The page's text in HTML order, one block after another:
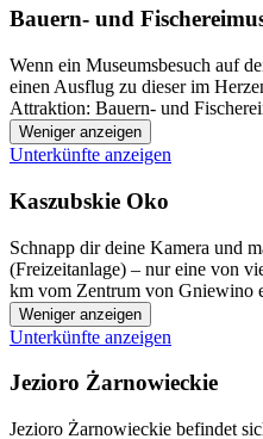
Bauern- und
Wenn ein Museumsbesuch auf
einen Ausflug zu dieser im
Attraktion: Bauern- und
Weniger anzeigen
Unterkünfte anzeigen
Kaszubskie Oko
Schnapp dir deine Kamera und
(Freizeitanlage) – nur eine von
km vom Zentrum von Gniewino
Weniger anzeigen
Unterkünfte anzeigen
Jezioro Żarnowieckie
Jezioro Żarnowieckie befindet